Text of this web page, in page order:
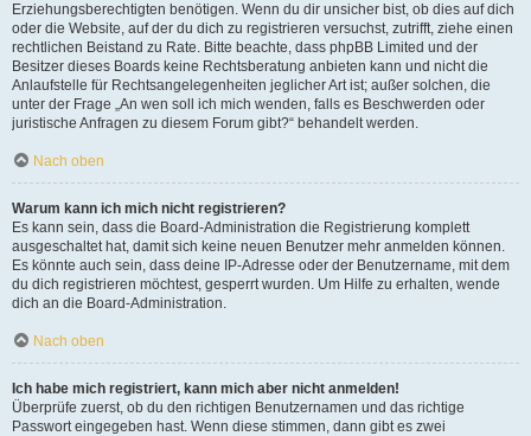
Erziehungsberechtigten benötigen. Wenn du dir unsicher bist, ob dies auf dich
oder die Website, auf der du dich zu registrieren versuchst, zutrifft, ziehe einen
rechtlichen Beistand zu Rate. Bitte beachte, dass phpBB Limited und der
Besitzer dieses Boards keine Rechtsberatung anbieten kann und nicht die
Anlaufstelle für Rechtsangelegenheiten jeglicher Art ist; außer solchen, die
unter der Frage „An wen soll ich mich wenden, falls es Beschwerden oder
juristische Anfragen zu diesem Forum gibt?“ behandelt werden.
Nach oben
Warum kann ich mich nicht registrieren?
Es kann sein, dass die Board-Administration die Registrierung komplett
ausgeschaltet hat, damit sich keine neuen Benutzer mehr anmelden können.
Es könnte auch sein, dass deine IP-Adresse oder der Benutzername, mit dem
du dich registrieren möchtest, gesperrt wurden. Um Hilfe zu erhalten, wende
dich an die Board-Administration.
Nach oben
Ich habe mich registriert, kann mich aber nicht anmelden!
Überprüfe zuerst, ob du den richtigen Benutzernamen und das richtige
Passwort eingegeben hast. Wenn diese stimmen, dann gibt es zwei